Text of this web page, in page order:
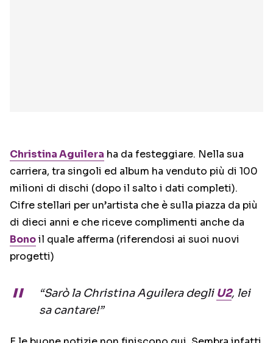
Christina Aguilera ha da festeggiare. Nella sua
carriera, tra singoli ed album ha venduto più di 100
milioni di dischi (dopo il salto i dati completi).
Cifre stellari per un’artista che è sulla piazza da più
di dieci anni e che riceve complimenti anche da
Bonoil quale afferma (riferendosi ai suoi nuovi
progetti)
“Sarò la Christina Aguilera degli U2, lei
sa cantare!”